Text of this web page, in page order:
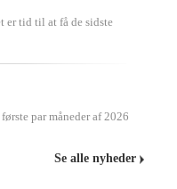
er tid til at få de sidste
par måneder af 2026
Se alle nyheder